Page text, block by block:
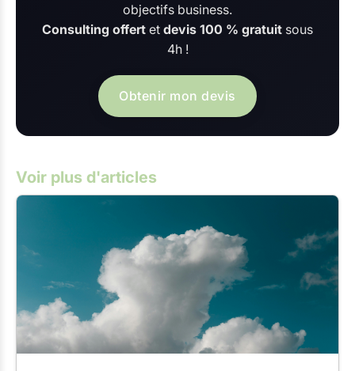
objectifs business.
Consulting offert et devis 100 % gratuit sous
4h !
Obtenir mon devis
Voir plus d'articles